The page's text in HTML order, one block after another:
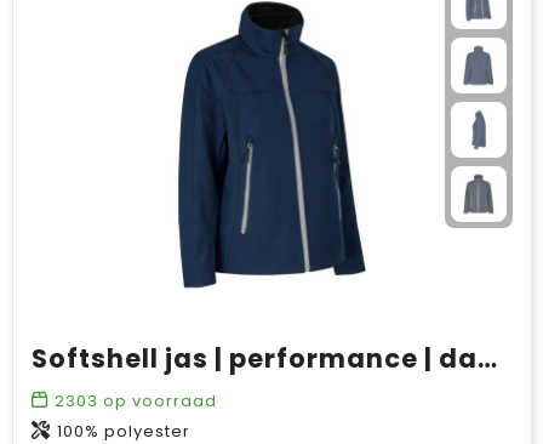
Softshell jas | performance | dames
2303 op voorraad
100% polyester